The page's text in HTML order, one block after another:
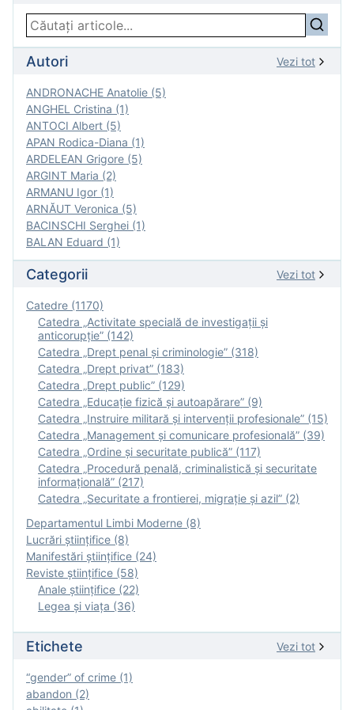
Autori Vezi tot
ANDRONACHE Anatolie (5)
ANGHEL Cristina (1)
ANTOCI Albert (5)
APAN Rodica-Diana (1)
ARDELEAN Grigore (5)
ARGINT Maria (2)
ARMANU Igor (1)
ARNĂUT Veronica (5)
BACINSCHI Serghei (1)
BALAN Eduard (1)
Categorii Vezi tot
Catedre (1170)
Catedra „Activitate specială de investigaţii şi
anticorupție” (142)
Catedra „Drept penal și criminologie” (318)
Catedra „Drept privat” (183)
Catedra „Drept public” (129)
Catedra „Educație fizică şi autoapărare” (9)
Catedra „Instruire militară şi intervenţii profesionale” (15)
Catedra „Management și comunicare profesională” (39)
Catedra „Ordine și securitate publică” (117)
Catedra „Procedură penală, criminalistică și securitate
informațională” (217)
Catedra „Securitate a frontierei, migrație și azil” (2)
Departamentul Limbi Moderne (8)
Lucrări științifice (8)
Manifestări ştiinţifice (24)
Reviste ştiinţifice (58)
Anale ştiinţifice (22)
Legea şi viaţa (36)
Etichete Vezi tot
“gender” of crime (1)
abandon (2)